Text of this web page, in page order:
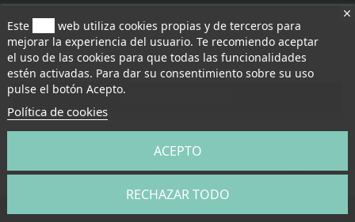
Este
web utiliza cookies propias y de terceros para
mejorar la experiencia del usuario. Te recomiendo aceptar
el uso de las cookies para que todas las funcionalidades
estén activadas. Para dar su consentimiento sobre su uso
pulse el botón Acepto.
Política de cookies
RECHAZAR TODO
ACEPTO
Cancelar
Rechazar todo
Aceptar selección
Aceptar todo